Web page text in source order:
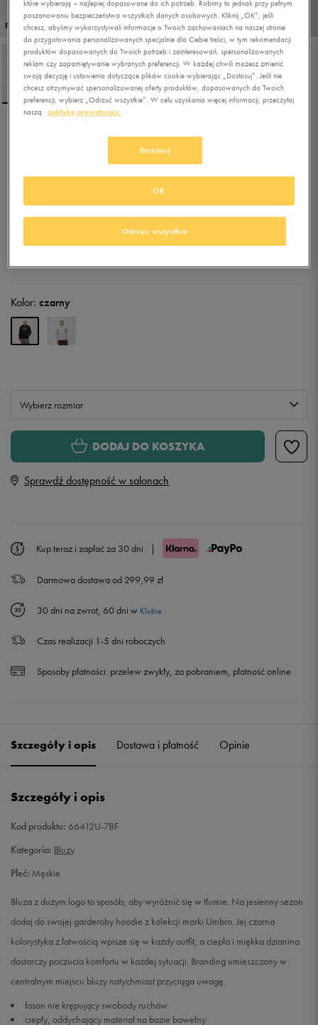
PROMO: DO -30%
UMBRO BLUZA Z
KAPTUREM SWEAT TOPS
(cena bezpośrednio przed promocją)
67,49zł-11%(najniższa cena od momentu wprowadzenia produktu)
Kolor: czarny
Wybierz rozmiar
Powiadom o dostępności
S
Powiadom o dostępności
Powiadom o dostępności
DODAJ DO KOSZYKA
Sprawdź dostępność w salonach
Kup teraz i zapłać za 30 dni |
Darmowa dostawa od 299,99 zł
30 dni na zwrot, 60 dni w Klubie
Czas realizacji 1-5 dni roboczych
Sposoby płatności: przelew zwykły, za pobraniem, płatność online
Szczegóły i opis Dostawa i płatność Opinie
Szczegóły i opis
Kod produktu: 66412U-78F
Kategoria: Bluzy
Płeć: Męskie
Bluza z dużym logo to sposób, aby wyróżnić się w tłumie. Na jesienny sezon
dodaj do swojej garderoby hoodie z kolekcji marki Umbro. Jej czarna
kolorystyka z łatwością wpisze się w każdy outfit, a ciepła i miękka dzianina
dostarczy poczucia komfortu w każdej sytuacji. Branding umieszczony w
centralnym miejscu bluzy natychmiast przyciąga uwagę.
fason nie krępujący swobody ruchów
ciepły, oddychający materiał na bazie bawełny
które wybierają – najlepiej dopasowane do ich potrzeb. Robimy to jednak przy pełnym
poszanowaniu bezpieczeństwa wszystkich danych osobowych. Kliknij „OK”, jeśli
chcesz, abyśmy wykorzystywali informacje o Twoich zachowaniach na naszej stronie
do przygotowania personalizowanych specjalnie dla Ciebie treści, w tym rekomendacji
produktów dopasowanych do Twoich potrzeb i zainteresowań, spersonalizowanych
reklam czy zapamiętywanie wybranych preferencji. W każdej chwili możesz zmienić
swoją decyzję i ustawienia dotyczące plików cookie wybierając „Dostosuj”. Jeśli nie
chcesz otrzymywać spersonalizowanej oferty produktów, dopasowanych do Twoich
preferencji, wybierz „Odrzuć wszystkie”. W celu uzyskania więcej informacji, przeczytaj
naszą
politykę prywatności.
Dostosuj
Odrzuć wszystkie
OK